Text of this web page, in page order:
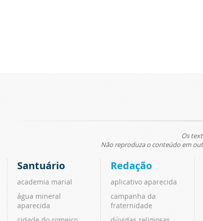
Os
Não reproduza o conteúdo em
Santuário
academia marial
água mineral
aparecida
Redação
aplicativo aparecida
campanha da
fraternidade